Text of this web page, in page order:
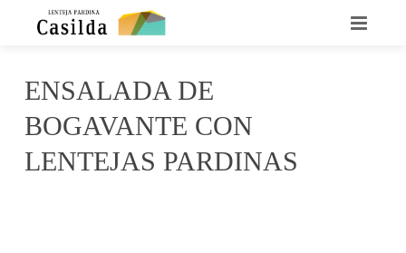
LA LENTEJA CASILDA
ENSALADA DE
BOGAVANTE CON
LENTEJAS PARDINAS